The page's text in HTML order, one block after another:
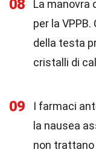
08
La manovra
per la
della testa
cristalli di
09
I farmaci
la nausea
non